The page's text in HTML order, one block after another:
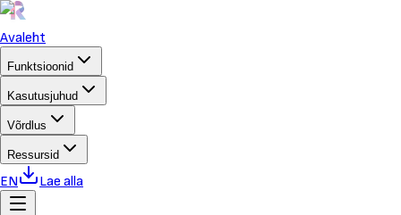
Avaleht
Funktsioonid
Kasutusjuhud
Võrdlus
Ressursid
EN Lae alla